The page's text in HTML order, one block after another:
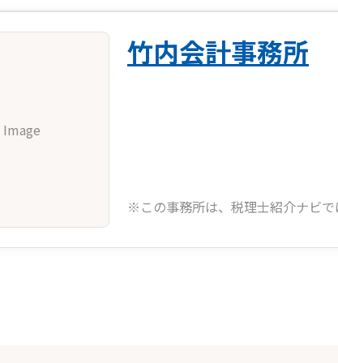
竹内会計事務所
※この事務所は、税理士紹介ナビで